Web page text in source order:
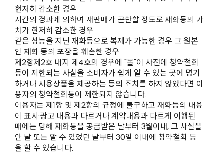
현저히 감소한 경우
시간의 경과에 의하여 재판매가 곤란할 정도로 재화등의 가
치가 현저히 감소한 경우
같은 성능을 지닌 재화등으로 복제가 가능한 경우 그 원본
인 재화 등의 포장을 훼손한 경우
제2항제2호 내지 제4호의 경우에 "몰"이 사전에 청약철회
등이 제한되는 사실을 소비자가 쉽게 알 수 있는 곳에 명기
하거나 시용상품을 제공하는 등의 조치를 하지 않았다면 이
용자의 청약철회등이 제한되지 않습니다.
이용자는 제1항 및 제2항의 규정에 불구하고 재화등의 내용
이 표시·광고 내용과 다르거나 계약내용과 다르게 이행된
때에는 당해 재화등을 공급받은 날부터 3월이내, 그 사실을
안 날 또는 알 수 있었던 날부터 30일 이내에 청약철회 등
을 할 수 있습니다.